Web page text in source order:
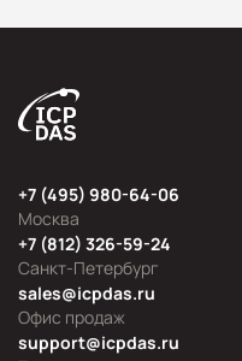
Москва
+7 (495) 980-64-06
Офис продаж
sales@icpdas.ru
Санкт-Петербург
+7 (812) 326-59-24
support@icpdas.ru